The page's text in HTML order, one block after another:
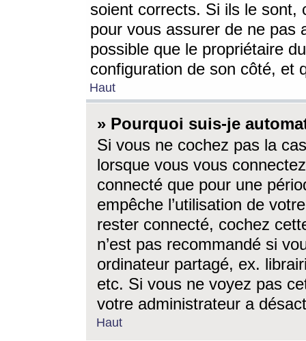
soient corrects. Si ils le sont,
pour vous assurer de ne pas
possible que le propriétaire
configuration de son côté, et
Haut
» Pourquoi suis-je
Si vous ne cochez pas la
lorsque vous vous
connecté que pour une
empêche l’utilisation de
rester connecté, cochez
n’est pas recommandé si
ordinateur partagé, ex.
etc. Si vous ne voyez pas
votre administrateur a
Haut